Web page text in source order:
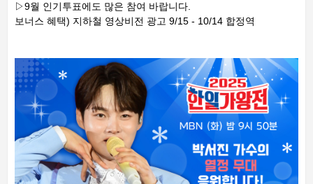
▷9월 인기투표에도 많은 참여 바랍니다.
보너스 혜택) 지하철 영상비전 광고 9/15 - 10/14 합정역